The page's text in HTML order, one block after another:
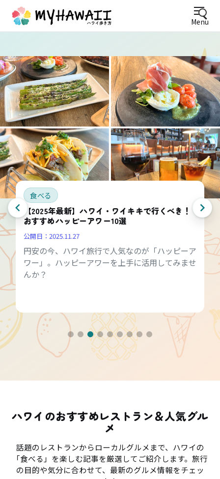
Menu
食べる
【2025年最新】ハワイ・ワイキキで行くべき！
おすすめハッピーアワー10選
公開日： 2025.11.27
円安の今、ハワイ旅行で人気なのが「ハッピーア
ワー」。ハッピーアワーを上手に活用してみませ
んか？
ハワイのおすすめレストラン＆人気グル
メ
話題のレストランからローカルグルメまで、ハワイの
「食べる」を楽しむ記事を厳選してご紹介します。旅行
の目的や気分に合わせて、最新のグルメ情報をチェッ